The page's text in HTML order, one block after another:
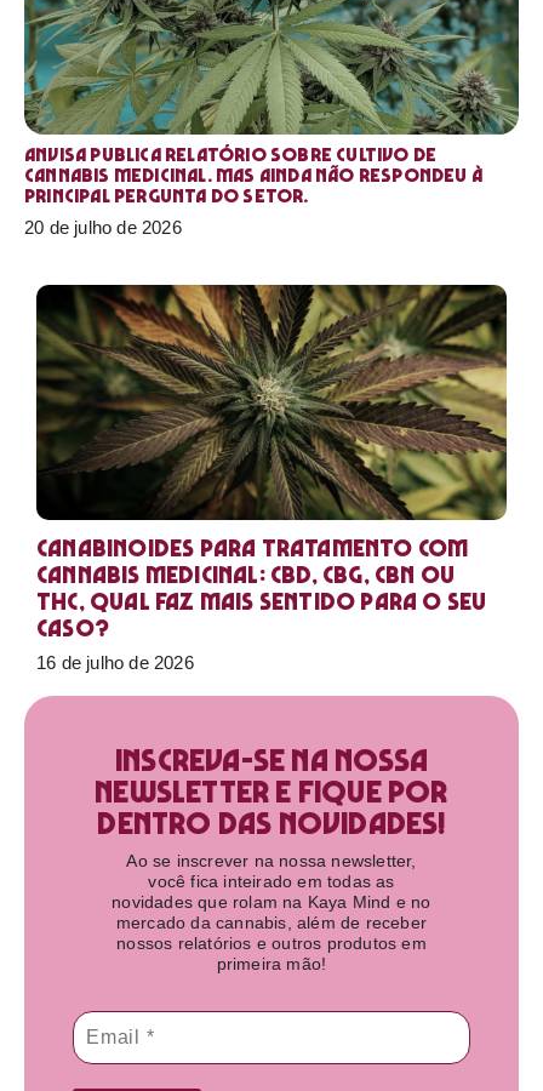
Anvisa publica relatório sobre cultivo de
Cannabis medicinal. Mas ainda não respondeu à
principal pergunta do setor.
20 de julho de 2026
Canabinoides para tratamento com
cannabis medicinal: CBD, CBG, CBN ou
THC, qual faz mais sentido para o seu
caso?
16 de julho de 2026
Inscreva-se na nossa
newsletter e fique por
dentro das novidades!​
Ao se inscrever na nossa newsletter,
você fica inteirado em todas as
novidades que rolam na Kaya Mind e no
mercado da cannabis, além de receber
nossos relatórios e outros produtos em
primeira mão!